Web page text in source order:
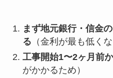
まず地元銀行・信金
る （金利が最も低く
工事開始1〜2ヶ月前
がかかるため）